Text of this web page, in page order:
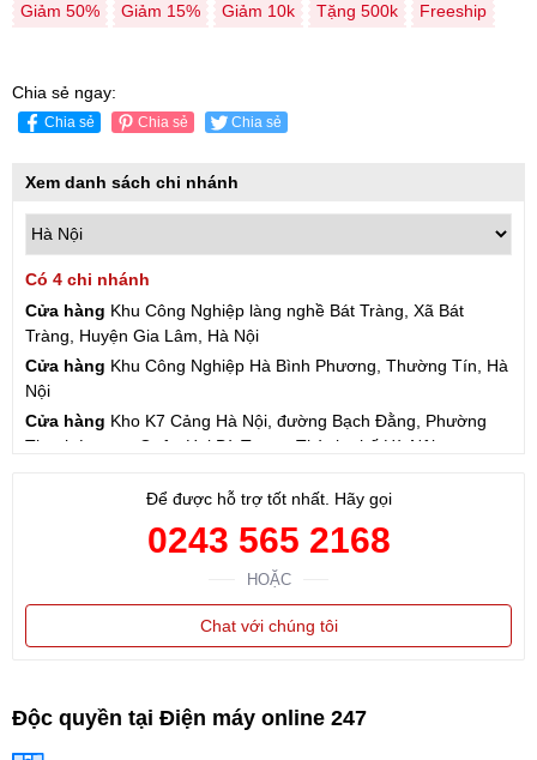
Giảm 50% Giảm 15% Giảm 10k Tặng 500k Freeship
Chia sẻ ngay:
Chia sẻ Chia sẻ Chia sẻ
Xem danh sách chi nhánh
Có 4 chi nhánh
Cửa hàng Khu Công Nghiệp làng nghề Bát Tràng, Xã Bát
Tràng, Huyện Gia Lâm, Hà Nội
Cửa hàng Khu Công Nghiệp Hà Bình Phương, Thường Tín, Hà
Nội
Cửa hàng Kho K7 Cảng Hà Nội, đường Bạch Đằng, Phường
Thanh Lương, Quận Hai Bà Trưng, Thành phố Hà Nội
Để được hỗ trợ tốt nhất. Hãy gọi
0243 565 2168
HOẶC
Chat với chúng tôi
Độc quyền tại Điện máy online 247